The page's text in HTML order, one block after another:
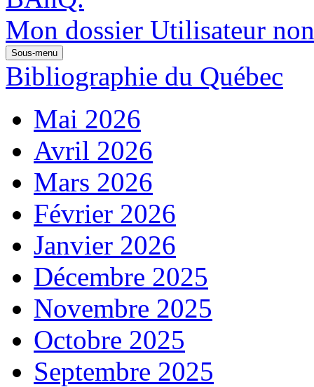
Mon dossier Utilisateur
Sous-menu
Bibliographie du Québec
Mai 2026
Avril 2026
Mars 2026
Février 2026
Janvier 2026
Décembre 2025
Novembre 2025
Octobre 2025
Septembre 2025